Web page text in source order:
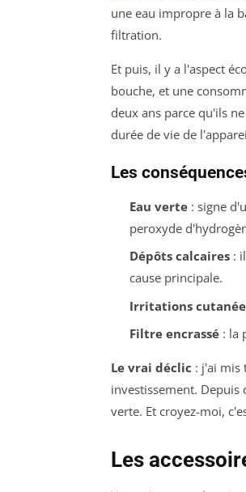
une eau impropre à la
filtration.
Et puis, il y a l'aspect
bouche, et une
deux ans parce qu'ils
durée de vie de
Les
Eau verte: signe
peroxyde
Dépôts calcaires:
cause principale.
Irritations
Filtre encrassé: la
Le vrai déclic : j'ai mis
investissement. Depuis
verte. Et croyez-moi,
Les